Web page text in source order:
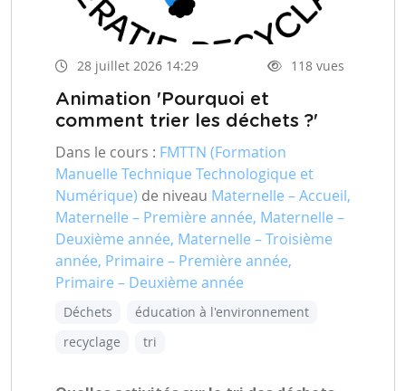
28 juillet 2026 14:29 118 vues
Animation 'Pourquoi et
comment trier les déchets ?'
Dans le cours : FMTTN (Formation
Manuelle Technique Technologique et
Numérique) de niveau Maternelle – Accueil,
Maternelle – Première année, Maternelle –
Deuxième année, Maternelle – Troisième
année, Primaire – Première année,
Primaire – Deuxième année
Déchets
éducation à l'environnement
recyclage
tri